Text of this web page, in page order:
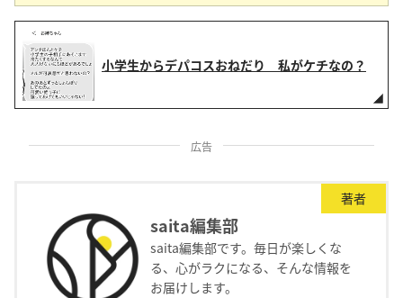
小学生からデパコスおねだり 私がケチなの？
広告
著者
saita編集部
saita編集部です。毎日が楽しくな
る、心がラクになる、そんな情報を
お届けします。